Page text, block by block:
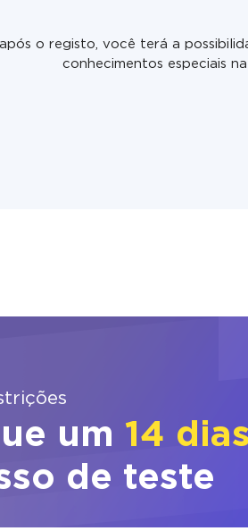
o registo, você terá a
conhecimentos especiais
um 14 dias
de teste